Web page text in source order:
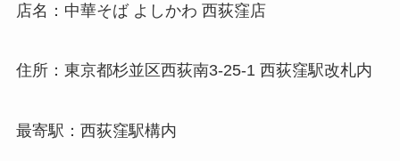
店名：中華そば よしかわ 西荻窪店
住所：東京都杉並区西荻南3-25-1 西荻窪駅改札内
最寄駅：西荻窪駅構内